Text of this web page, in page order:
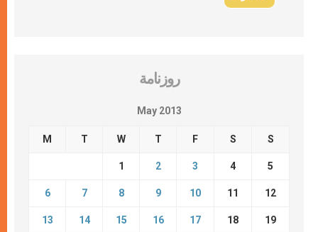
روزنامة
May 2013
M T W T F S S
1 2 3 4 5
6 7 8 9 10 11 12
13 14 15 16 17 18 19